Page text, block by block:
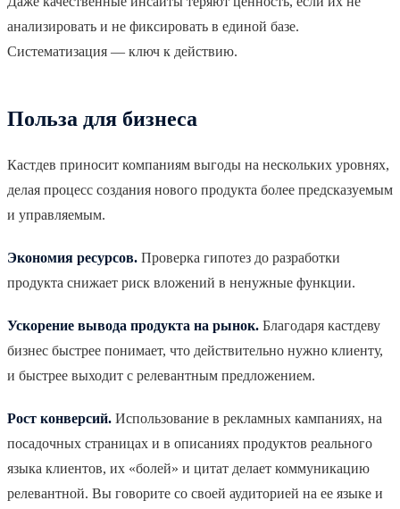
анализировать и не фиксировать в единой базе.
Систематизация — ключ к действию.
Польза для бизнеса
Кастдев приносит компаниям выгоды на нескольких уровнях,
делая процесс создания нового продукта более предсказуемым
и управляемым.
Экономия ресурсов. Проверка гипотез до разработки
продукта снижает риск вложений в ненужные функции.
Ускорение вывода продукта на рынок. Благодаря кастдеву
бизнес быстрее понимает, что действительно нужно клиенту,
и быстрее выходит с релевантным предложением.
Рост конверсий. Использование в рекламных кампаниях, на
посадочных страницах и в описаниях продуктов реального
языка клиентов, их «болей» и цитат делает коммуникацию
релевантной. Вы говорите со своей аудиторией на ее языке и